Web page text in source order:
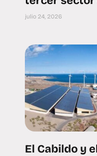
julio 24, 2026
El Cabildo y